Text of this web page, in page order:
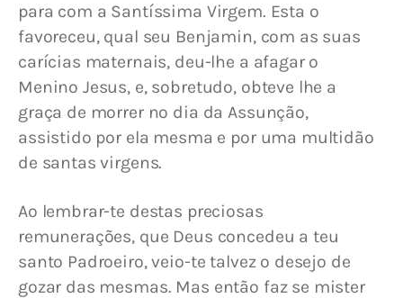
para com a Santíssima Virgem. Esta o
favoreceu, qual seu Benjamin, com as suas
carícias maternais, deu-lhe a afagar o
Menino Jesus, e, sobretudo, obteve lhe a
graça de morrer no dia da Assunção,
assistido por ela mesma e por uma multidão
de santas virgens.
Ao lembrar-te destas preciosas
remunerações, que Deus concedeu a teu
santo Padroeiro, veio-te talvez o desejo de
gozar das mesmas. Mas então faz se mister